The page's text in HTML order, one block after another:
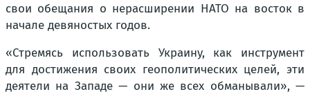
свои обещания о нерасширении НАТО на восток в
начале девяностых годов.
«Стремясь использовать Украину, как инструмент
для достижения своих геополитических целей, эти
деятели на Западе — они же всех обманывали», —